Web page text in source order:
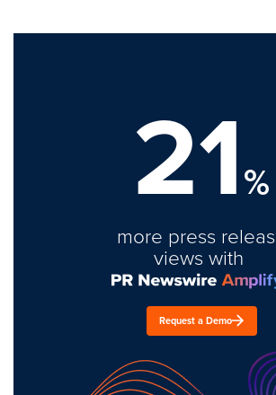
21%
more press
views with
Request a Demo